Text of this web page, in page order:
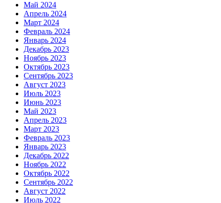
Май 2024
Апрель 2024
Март 2024
Февраль 2024
Январь 2024
Декабрь 2023
Ноябрь 2023
Октябрь 2023
Сентябрь 2023
Август 2023
Июль 2023
Июнь 2023
Май 2023
Апрель 2023
Март 2023
Февраль 2023
Январь 2023
Декабрь 2022
Ноябрь 2022
Октябрь 2022
Сентябрь 2022
Август 2022
Июль 2022